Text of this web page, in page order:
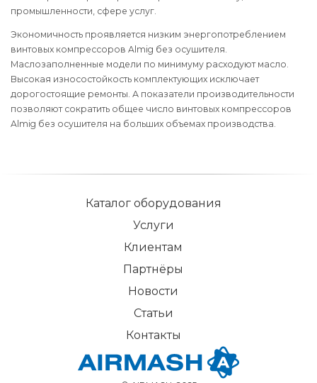
промышленности, сфере услуг.
Экономичность проявляется низким энергопотреблением
винтовых компрессоров Almig без осушителя.
Маслозаполненные модели по минимуму расходуют масло.
Высокая износостойкость комплектующих исключает
дорогостоящие ремонты. А показатели производительности
позволяют сократить общее число винтовых компрессоров
Almig без осушителя на больших объемах производства.
Каталог оборудования
Услуги
Клиентам
Партнёры
Новости
Статьи
Контакты